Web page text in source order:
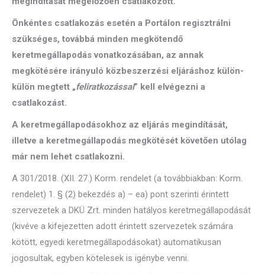
Önkéntes csatlakozás esetén a Portálon regisztrálni
szükséges, továbbá minden megkötendő
keretmegállapodás vonatkozásában, az annak
megkötésére irányuló közbeszerzési eljáráshoz külön-
külön megtett „feliratkozással” kell elvégezni a
csatlakozást.
A keretmegállapodásokhoz az eljárás megindítását,
illetve a keretmegállapodás megkötését követően utólag
már nem lehet csatlakozni.
A 301/2018. (XII. 27.) Korm. rendelet (a továbbiakban: Korm.
rendelet) 1. § (2) bekezdés a) – ea) pont szerinti érintett
szervezetek a DKÜ Zrt. minden hatályos keretmegállapodását
(kivéve a kifejezetten adott érintett szervezetek számára
kötött, egyedi keretmegállapodásokat) automatikusan
jogosultak, egyben kötelesek is igénybe venni.